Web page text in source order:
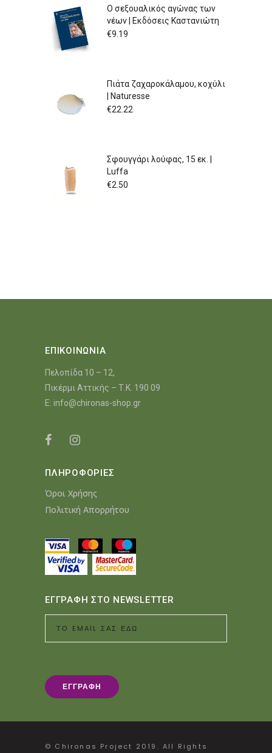
Ο σεξουαλικός αγώνας των
νέων | Εκδόσεις Καστανιώτη
€9.19
Πιάτα ζαχαροκάλαμου, κοχύλι
| Naturesse
€22.22
Σφουγγάρι λούφας, 15 εκ. |
Luffa
€2.50
ΕΠΙΚΟΙΝΩΝΙΑ
Πελοπίδα 10 – 12,
Πικέρμι Αττικής – Τ.Κ. 190 09
E: info@chironas-shop.gr
ΠΛΗΡΟΦΟΡΙΕΣ
Όροι Χρήσης
Πολιτική Απορρήτου
ΕΓΓΡΑΦΗ ΣΤΟ NEWSLETTER
© Chironas Project 2019. All Rights